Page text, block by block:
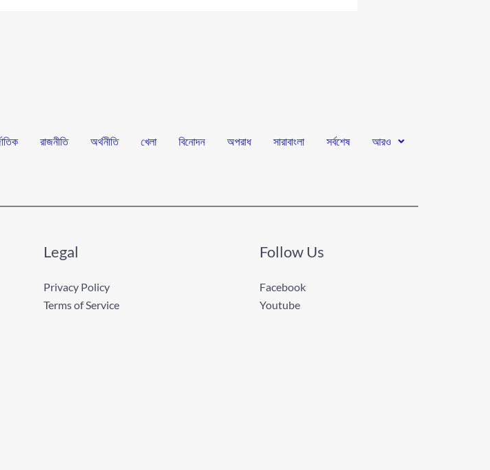
রাজনীতি অর্থনীতি খেলা বিনোদন অপরাধ সারাবাংলা সর্বশেষ আরও
Legal
Privacy Policy
Terms of Service
Follow Us
Facebook
Youtube